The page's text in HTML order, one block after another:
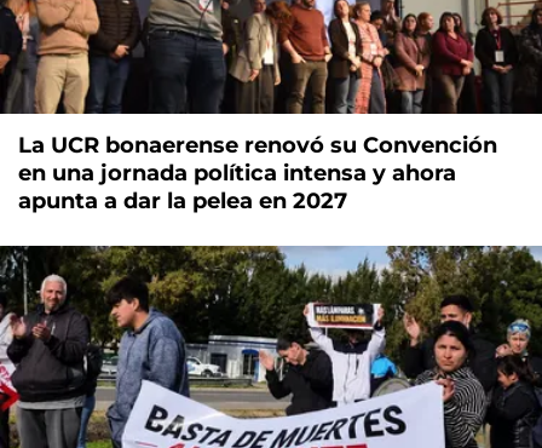
La UCR bonaerense renovó su Convención
en una jornada política intensa y ahora
apunta a dar la pelea en 2027